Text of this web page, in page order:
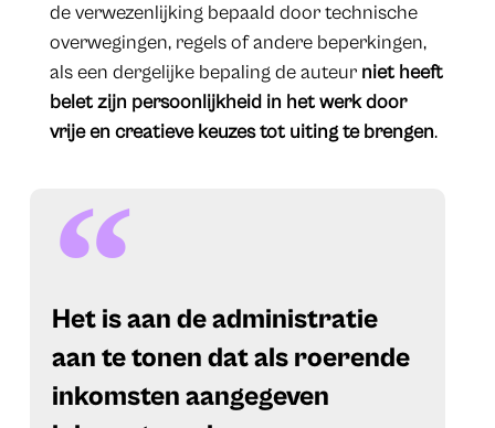
de verwezenlijking bepaald door technische
overwegingen, regels of andere beperkingen,
als een dergelijke bepaling de auteur niet heeft
belet zijn persoonlijkheid in het werk door
vrije en creatieve keuzes tot uiting te brengen.
​Het is aan de administratie
aan te tonen dat als roerende
inkomsten aangegeven